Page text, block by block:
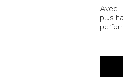
Avec
plus